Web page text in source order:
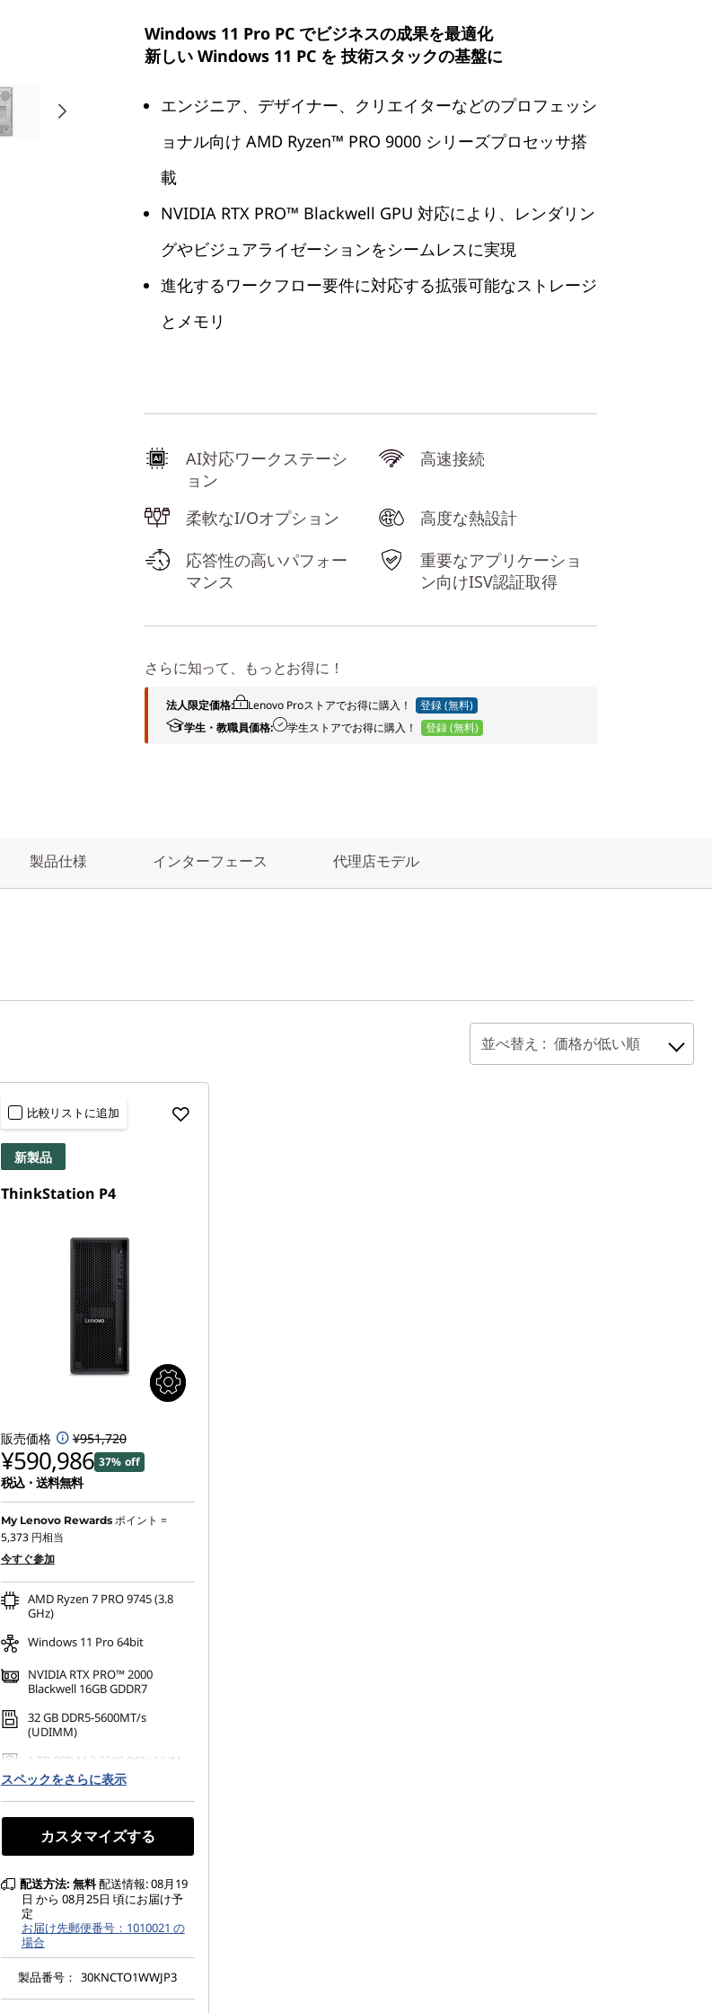
Windows 11 Pro PC でビジネスの成果を最適化
新しい Windows 11 PC を 技術スタックの基盤に
エンジニア、デザイナー、クリエイターなどのプロフェッシ
ョナル向け AMD Ryzen™ PRO 9000 シリーズプロセッサ搭
載
NVIDIA RTX PRO™ Blackwell GPU 対応により、レンダリン
グやビジュアライゼーションをシームレスに実現
進化するワークフロー要件に対応する拡張可能なストレージ
とメモリ
AI対応ワークステーシ
ョン
高速接続
柔軟なI/Oオプション
高度な熱設計
応答性の高いパフォー
マンス
重要なアプリケーショ
ン向けISV認証取得
さらに知って、もっとお得に！
法人限定価格: Lenovo Proストアでお得に購入！
登録 (無料)
学生・教職員価格:
学生ストアでお得に購入！ 登録 (無料)
製品仕様 インターフェース 代理店モデル
並べ替え : 価格が低い順
比較リストに追加
新製品
ThinkStation P4
販売価格 ¥951,720
¥590,986 37% off
税込・送料無料
My Lenovo Rewards ポイント =
5,373円相当
今すぐ参加
AMD Ryzen 7 PRO 9745 (3.8
GHz)
Windows 11 Pro 64bit
NVIDIA RTX PRO™ 2000
Blackwell 16GB GDDR7
32 GB DDR5-5600MT/s
(UDIMM)
1 TB SSD M.2 2280 PCIe-NVMe
Gen4 TLC OPAL対応
スペックをさらに表示
カスタマイズする
配送方法: 無料配送情報: 08月19
日 から 08月25日 頃にお届け予
定
お届け先郵便番号：1010021 の
場合
製品番号： 30KNCTO1WWJP3